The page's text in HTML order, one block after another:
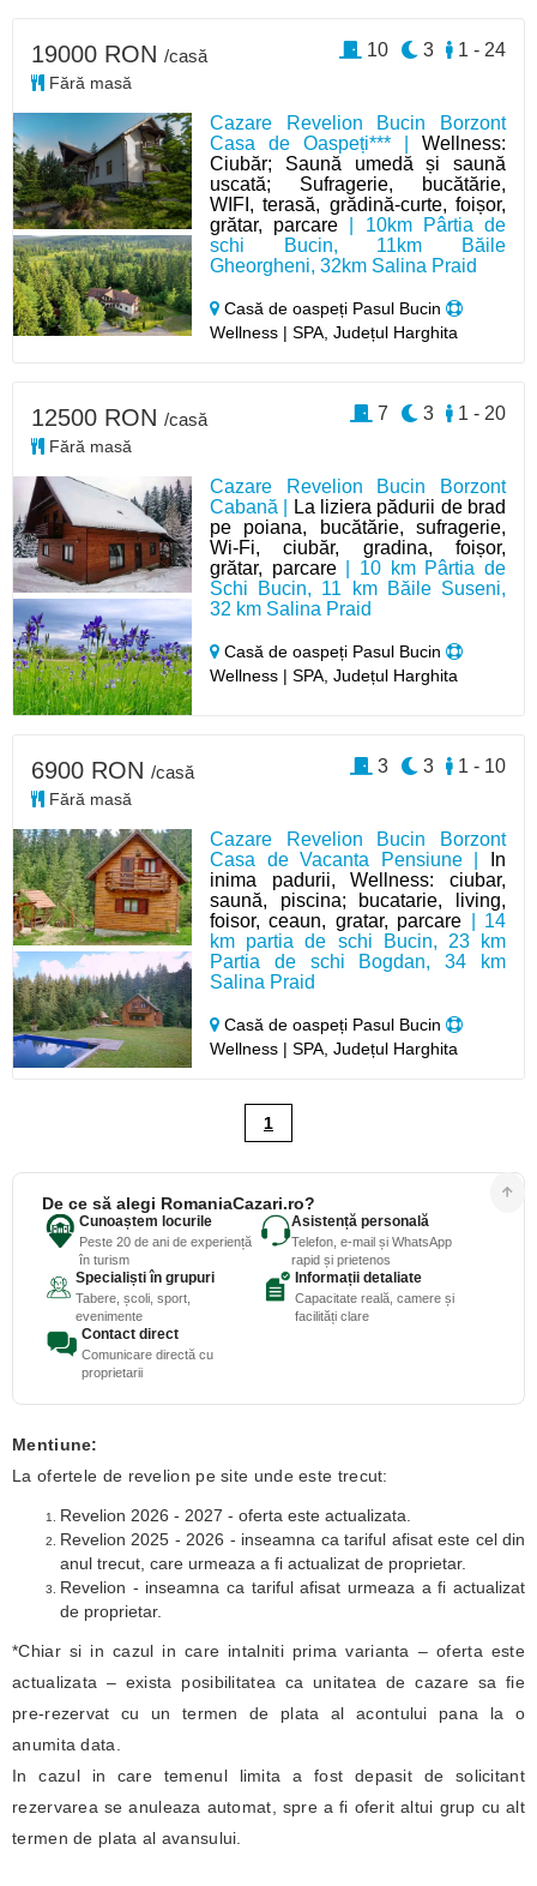
Cazare Revelion Bucin Borzont
Casa de Oaspeți*** | Wellness:
Ciubăr; Saună umedă și saună
uscată; Sufragerie, bucătărie,
WIFI, terasă, grădină-curte, foișor,
grătar, parcare | 10km Pârtia de
schi Bucin, 11km Băile
Gheorgheni, 32km Salina Praid
Casă de oaspeți Pasul Bucin
Wellness | SPA, Județul Harghita
19000 RON /casă
Fără masă
1 - 24
3
10
Cazare Revelion Bucin Borzont
Cabană |
La liziera pădurii de brad
pe poiana, bucătărie, sufragerie,
Wi-Fi, ciubăr, gradina, foișor,
grătar, parcare| 10 km Pârtia de
Schi Bucin, 11 km Băile Suseni,
32 km Salina Praid
Casă de oaspeți Pasul Bucin
Wellness | SPA, Județul Harghita
12500 RON /casă
Fără masă
1 - 20
3
7
Cazare Revelion Bucin Borzont
Casa de Vacanta Pensiune |
In
inima padurii, Wellness: ciubar,
saună, piscina; bucatarie, living,
foisor, ceaun, gratar, parcare | 14
km partia de schi Bucin, 23 km
Partia de schi Bogdan, 34 km
Salina Praid
Casă de oaspeți Pasul Bucin
Wellness | SPA, Județul Harghita
6900 RON /casă
Fără masă
1 - 10
3
3
1
De ce să alegi RomaniaCazari.ro?
Cunoaștem locurile
Peste 20 de ani de experiență
în turism
Asistență personală
Telefon, e-mail și WhatsApp
rapid și prietenos
Specialiști în grupuri
Tabere, școli, sport,
evenimente
Informații detaliate
Capacitate reală, camere și
facilități clare
Contact direct
Comunicare directă cu
proprietarii
Mentiune:
La ofertele de revelion pe site unde este trecut:
Revelion 2026 - 2027 - oferta este actualizata.
Revelion 2025 - 2026 - inseamna ca tariful afisat este cel din
anul trecut, care urmeaza a fi actualizat de proprietar.
Revelion - inseamna ca tariful afisat urmeaza a fi actualizat
de proprietar.
*Chiar si in cazul in care intalniti prima varianta – oferta este
actualizata – exista posibilitatea ca unitatea de cazare sa fie
pre-rezervat cu un termen de plata al acontului pana la o
anumita data.
In cazul in care temenul limita a fost depasit de solicitant
rezervarea se anuleaza automat, spre a fi oferit altui grup cu alt
termen de plata al avansului.